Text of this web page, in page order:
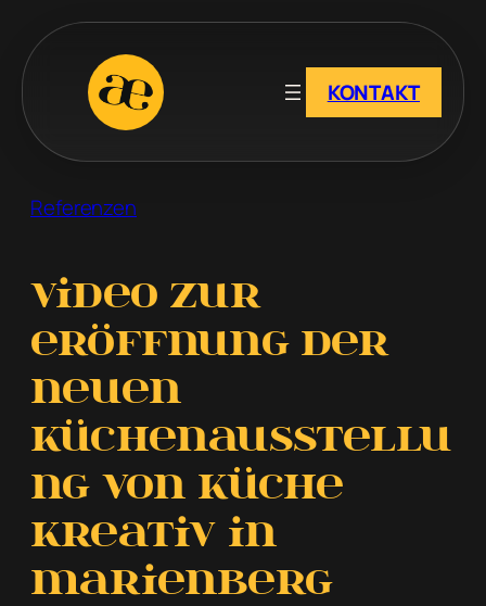
Inhalt
springen
KONTAKT
Referenzen
Video zur
Eröffnung der
neuen
Küchenausstellu
ng von KÜCHE
kreativ in
Marienberg